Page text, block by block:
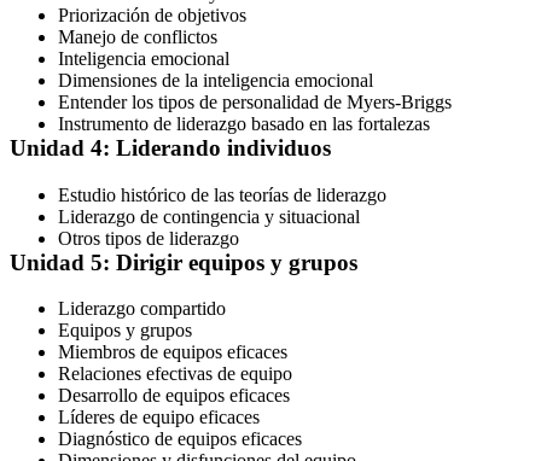
Priorización de objetivos
Manejo de conflictos
Inteligencia emocional
Dimensiones de la inteligencia emocional
Entender los tipos de personalidad de Myers-Briggs
Instrumento de liderazgo basado en las fortalezas
Unidad 4: Liderando individuos
Estudio histórico de las teorías de liderazgo
Liderazgo de contingencia y situacional
Otros tipos de liderazgo
Unidad 5: Dirigir equipos y grupos
Liderazgo compartido
Equipos y grupos
Miembros de equipos eficaces
Relaciones efectivas de equipo
Desarrollo de equipos eficaces
Líderes de equipo eficaces
Diagnóstico de equipos eficaces